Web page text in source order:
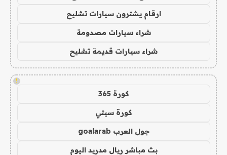
ارقام يشترون سيارات تشليح
شراء سيارات مصدومة
شراء سيارات قديمة تشليح
!
كورة 365
كورة سيتي
جول العرب goalarab
بث مباشر ريال مدريد اليوم